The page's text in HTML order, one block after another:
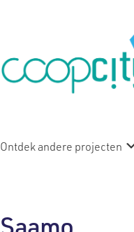
Ontdek andere projecten
Saamo